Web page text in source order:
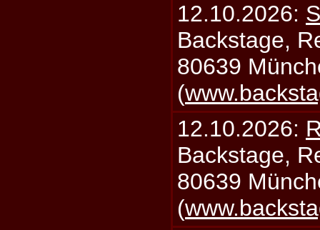
12.10.2026:
Backstage,
80639
(
12.10.2026:
Backstage,
80639
(